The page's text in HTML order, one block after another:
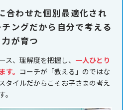
合わせた個別最適化され
ングだから自分で考える
力が育つ
ス、理解度を把握し、 一人ひとり
す。 コーチが「教える」のではな
タイルだからこそお子さまの考え